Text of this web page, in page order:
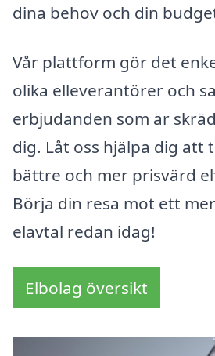
dina behov och din
Vår plattform gör det
olika elleverantörer och
erbjudanden som är
dig. Låt oss hjälpa dig att
bättre och mer prisvärd
Börja din resa mot ett
elavtal redan idag!
Elbolag översikt